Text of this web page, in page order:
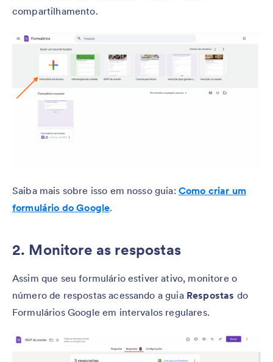
compartilhamento.
Saiba mais sobre isso em nosso guia: Como criar um
formulário do Google.
2. Monitore as respostas
Assim que seu formulário estiver ativo, monitore o
número de respostas acessando a guia Respostas do
Formulários Google em intervalos regulares.